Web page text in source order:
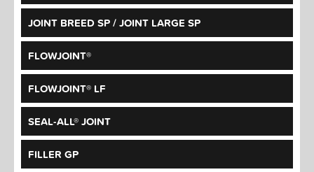
JOINT BREED SP / JOINT LARGE SP
FLOWJOINT®
FLOWJOINT® LF
SEAL-ALL® JOINT
FILLER GP